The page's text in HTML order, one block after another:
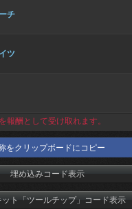
チ
ツ
酬として受け取れます。
をクリップボードにコピー
埋め込みコード表示
ット「ツールチップ」コード表示